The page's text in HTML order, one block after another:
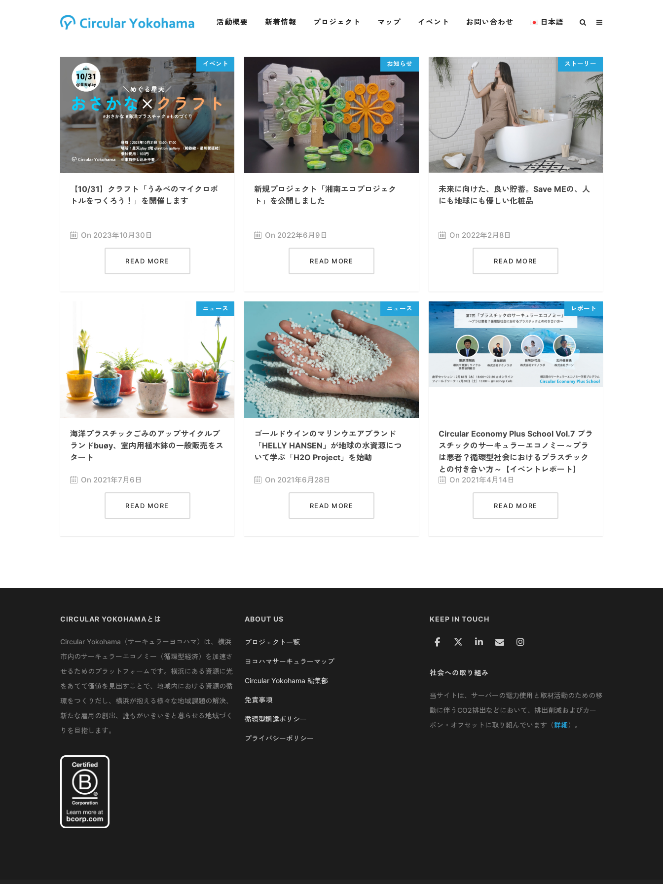
活動概要 新着情報 プロジェクト マップ イベント お問い合わせ 日本語
【10/31】クラフト「うみべのマイクロボ
トルをつくろう！」を開催します
On 2023年10月30日
READ MORE
新規プロジェクト「湘南エコプロジェク
ト」を公開しました
On 2022年6月9日
READ MORE
未来に向けた、良い貯蓄。Save MEの、人
にも地球にも優しい化粧品
On 2022年2月8日
READ MORE
海洋プラスチックごみのアップサイクルブ
ランドbuøy、室内用植木鉢の一般販売をス
タート
On 2021年7月6日
READ MORE
ゴールドウインのマリンウエアブランド
「HELLY HANSEN」が地球の水資源につ
いて学ぶ「H2O Project」を始動
On 2021年6月28日
READ MORE
Circular Economy Plus School Vol.7 プラ
スチックのサーキュラーエコノミー～プラ
は悪者？循環型社会におけるプラスチック
との付き合い方～【イベントレポート】
On 2021年4月14日
READ MORE
CIRCULAR YOKOHAMAとは
Circular Yokohama（サーキュラーヨコハマ）は、横浜
市内のサーキュラーエコノミー（循環型経済）を加速さ
せるためのプラットフォームです。横浜にある資源に光
をあてて価値を見出すことで、地域内における資源の循
環をつくりだし、横浜が抱える様々な地域課題の解決、
新たな雇用の創出、誰もがいきいきと暮らせる地域づく
りを目指します。
ABOUT US
プロジェクト一覧
ヨコハマサーキュラーマップ
Circular Yokohama 編集部
免責事項
循環型調達ポリシー
プライバシーポリシー
KEEP IN TOUCH
社会への取り組み
当サイトは、サーバーの電力使用と取材活動のための移
動に伴うCO2排出などにおいて、排出削減およびカー
ボン・オフセットに取り組んでいます（詳細）。